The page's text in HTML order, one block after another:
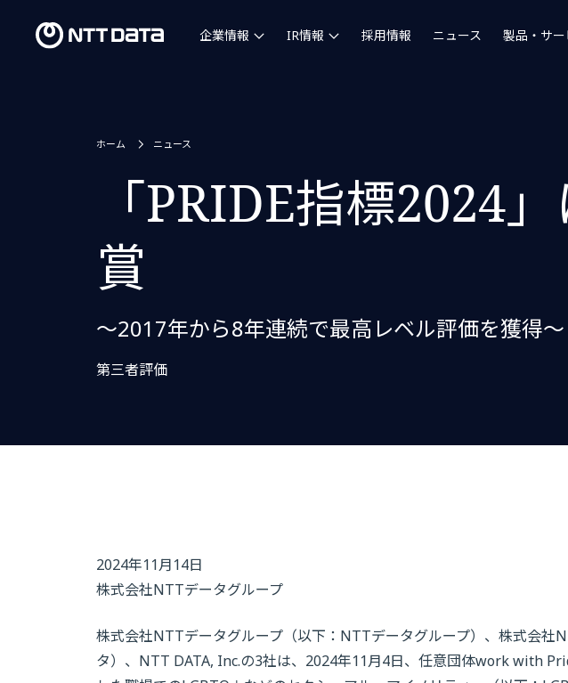
企業情報 IR情報 採用情報 ニュース 製品・サ
ホーム ニュース
「PRIDE指標2024
賞
～2017年から8年連続で最高レベル評価を獲得～
第三者評価
2024年11月14日
株式会社NTTデータグループ
株式会社NTTデータグループ（以下：NTTデータグループ）、株式会社
タ）、NTT DATA, Inc.の3社は、2024年11月4日、任意団体work with